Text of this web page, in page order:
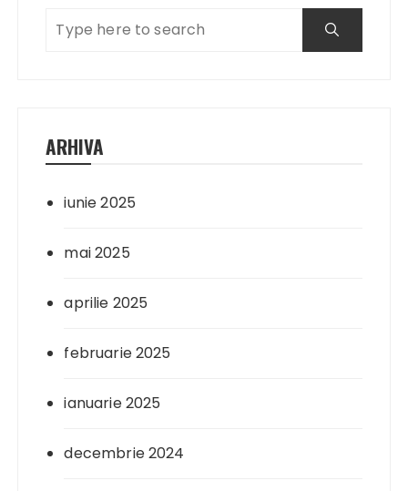
ARHIVA
iunie 2025
mai 2025
aprilie 2025
februarie 2025
ianuarie 2025
decembrie 2024